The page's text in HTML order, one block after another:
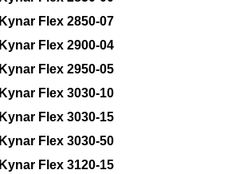
Kynar Flex 2850-07
Kynar Flex 2900-04
Kynar Flex 2950-05
Kynar Flex 3030-10
Kynar Flex 3030-15
Kynar Flex 3030-50
Kynar Flex 3120-15